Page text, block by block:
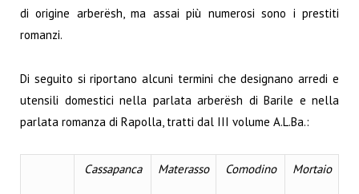
di origine arberësh, ma assai più numerosi sono i prestiti
romanzi.
Di seguito si riportano alcuni termini che designano arredi e
utensili domestici nella parlata arberësh di Barile e nella
parlata romanza di Rapolla, tratti dal III volume A.L.Ba.:
Cassapanca Materasso Comodino Mortaio